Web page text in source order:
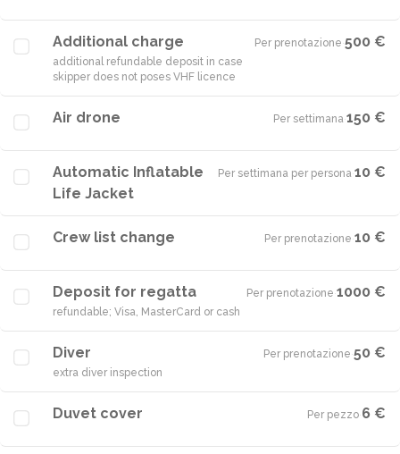
Additional charge
additional refundable deposit in case
skipper does not poses VHF licence
Per prenotazione·500 €
Air drone Per settimana·150 €
Automatic Inflatable
Life Jacket
Per settimana per persona·10 €
Crew list change Per prenotazione·10 €
Deposit for regatta
refundable; Visa, MasterCard or cash
Per prenotazione·1000 €
Diver
extra diver inspection
Per prenotazione·50 €
Duvet cover Per pezzo·6 €